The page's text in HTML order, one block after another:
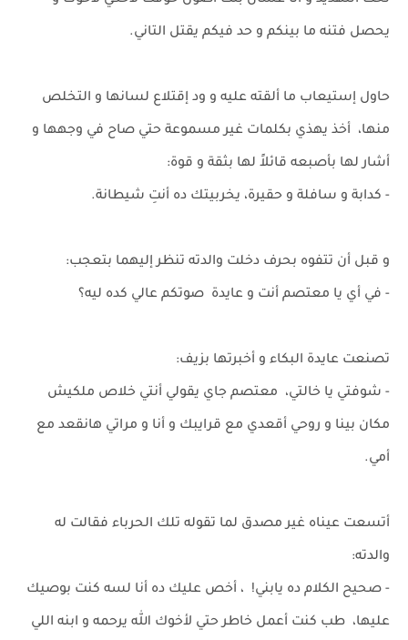
يحصل فتنه ما بينكم و حد فيكم يقتل التاني.
حاول إستيعاب ما ألقته عليه و ود إقتلاع لسانها و التخلص
منها، أخذ يهذي بكلمات غير مسموعة حتي صاح في وجهها و
أشار لها بأصبعه قائلاً لها بثقة و قوة:
- كدابة و سافلة و حقيرة، يخربيتك ده أنتِ شيطانة.
و قبل أن تتفوه بحرف دخلت والدته تنظر إليهما بتعجب:
- في أي يا معتصم أنت و عايدة صوتكم عالي كده ليه؟
تصنعت عايدة البكاء و أخبرتها بزيف:
- شوفتي يا خالتي، معتصم جاي يقولي أنتي خلاص ملكيش
مكان بينا و روحي أقعدي مع قرايبك و أنا و مراتي هانقعد مع
أمي.
أتسعت عيناه غير مصدق لما تقوله تلك الحرباء فقالت له
والدته:
- صحيح الكلام ده يابني! ، أخص عليك ده أنا لسه كنت بوصيك
عليها، طب كنت أعمل خاطر حتي لأخوك الله يرحمه و ابنه اللي